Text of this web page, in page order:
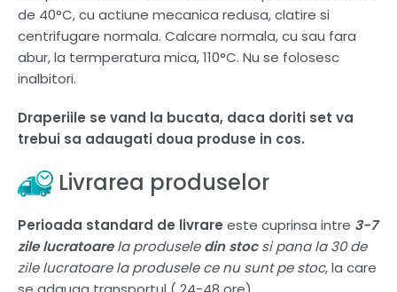
de 40°C, cu actiune mecanica redusa, clatire si
centrifugare normala. Calcare normala, cu sau fara
abur, la termperatura mica, 110°C. Nu se folosesc
inalbitori.
Draperiile se vand la bucata, daca doriti set va
trebui sa adaugati doua produse in cos.
Livrarea produselor
Perioada standard de livrare este cuprinsa intre 3-7
zile lucratoarela produseledin stocsi pana la 30 de
zile lucratoare la produsele ce nu sunt pe stoc, la care